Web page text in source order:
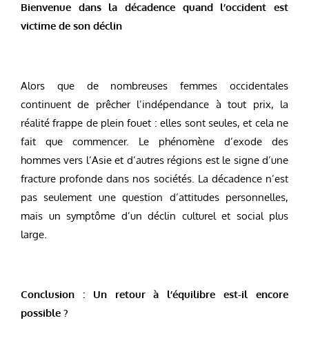
Bienvenue dans la décadence quand l’occident est
victime de son déclin
Alors que de nombreuses femmes occidentales
continuent de prêcher l’indépendance à tout prix, la
réalité frappe de plein fouet : elles sont seules, et cela ne
fait que commencer. Le phénomène d’exode des
hommes vers l’Asie et d’autres régions est le signe d’une
fracture profonde dans nos sociétés. La décadence n’est
pas seulement une question d’attitudes personnelles,
mais un symptôme d’un déclin culturel et social plus
large.
Conclusion : Un retour à l’équilibre est-il encore
possible ?